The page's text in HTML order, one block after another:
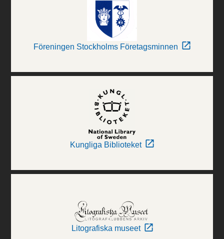
Föreningen Stockholms Företagsminnen
Kungliga Biblioteket
Litografiska museet